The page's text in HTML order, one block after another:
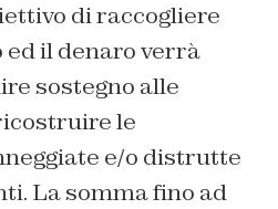
di raccogliere
ed il denaro verrà
sostegno alle
le
e/o distrutte
La somma fino ad